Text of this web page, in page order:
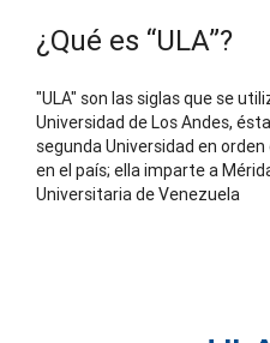
¿Qué es “ULA”?
"ULA" son las siglas que se
Universidad de Los Andes,
segunda Universidad en
en el país; ella imparte a
Universitaria de Venezuela